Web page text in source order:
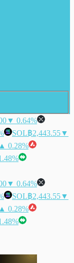
▼ 0.64%
SOL฿2,443.55▼
▲ 0.28%
▼ 0.64%
SOL฿2,443.55▼
▲ 0.28%